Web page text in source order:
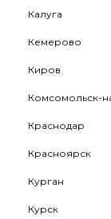
Калуга
Кемерово
Киров
Комсомольск-
Краснодар
Красноярск
Курган
Курск